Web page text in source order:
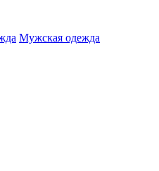
Мужская одежда